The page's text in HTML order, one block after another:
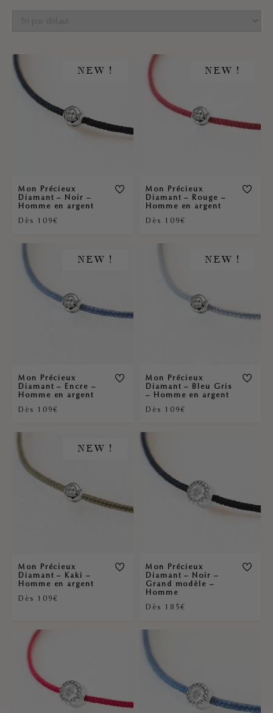
NEW !
Mon Précieux
Diamant – Noir –
Homme en argent
Dès 109€
NEW !
Mon Précieux
Diamant – Rouge –
Homme en argent
Dès 109€
NEW !
Mon Précieux
Diamant – Encre –
Homme en argent
Dès 109€
NEW !
Mon Précieux
Diamant – Bleu Gris
– Homme en argent
Dès 109€
NEW !
Mon Précieux
Diamant – Kaki –
Homme en argent
Dès 109€
Mon Précieux
Diamant – Noir –
Grand modèle –
Homme
Dès 185€